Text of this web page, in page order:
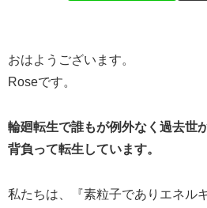
おはようございます。
Roseです。
輪廻転生で誰もが例外なく過去世
背負って転生しています。
私たちは、『素粒子でありエネル